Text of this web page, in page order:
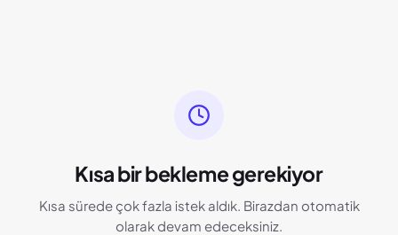
Kısa bir bekleme gerekiyor
Kısa sürede çok fazla istek aldık. Birazdan otomatik
olarak devam edeceksiniz.